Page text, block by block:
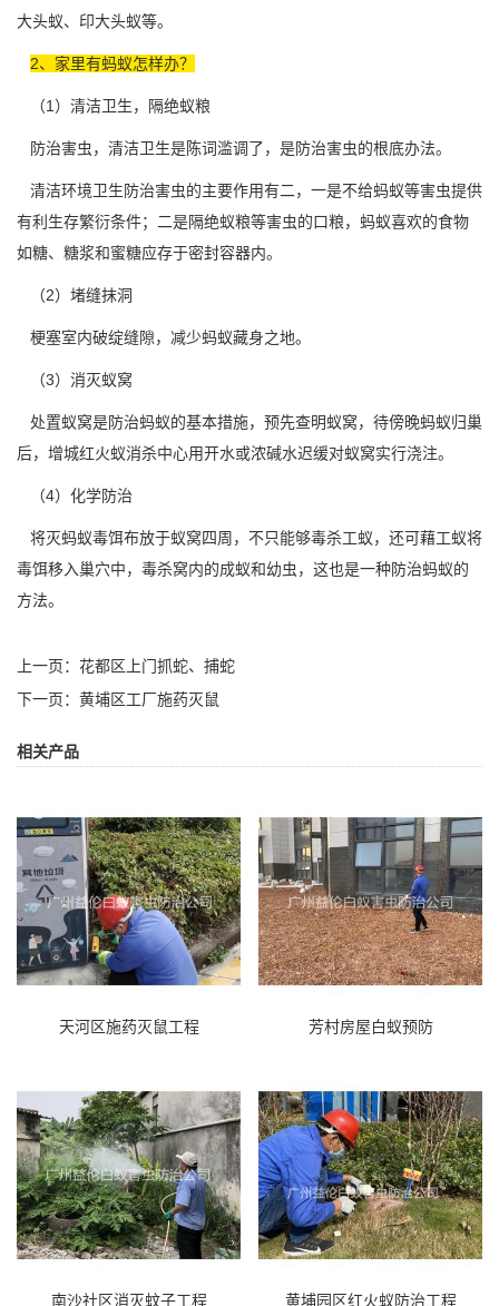
大头蚁、印大头蚁等。
2、家里有蚂蚁怎样办？
（1）清洁卫生，隔绝蚁粮
防治害虫，清洁卫生是陈词滥调了，是防治害虫的根底办法。
清洁环境卫生防治害虫的主要作用有二，一是不给蚂蚁等害虫提供
有利生存繁衍条件；二是隔绝蚁粮等害虫的口粮，蚂蚁喜欢的食物
如糖、糖浆和蜜糖应存于密封容器内。
（2）堵缝抹洞
梗塞室内破绽缝隙，减少蚂蚁藏身之地。
（3）消灭蚁窝
处置蚁窝是防治蚂蚁的基本措施，预先查明蚁窝，待傍晚蚂蚁归巢
后，增城红火蚁消杀中心用开水或浓碱水迟缓对蚁窝实行浇注。
（4）化学防治
将灭蚂蚁毒饵布放于蚁窝四周，不只能够毒杀工蚁，还可藉工蚁将
毒饵移入巢穴中，毒杀窝内的成蚁和幼虫，这也是一种防治蚂蚁的
方法。
上一页： 花都区上门抓蛇、捕蛇
下一页： 黄埔区工厂施药灭鼠
相关产品
天河区施药灭鼠工程 芳村房屋白蚁预防
南沙社区消灭蚊子工程 黄埔园区红火蚁防治工程